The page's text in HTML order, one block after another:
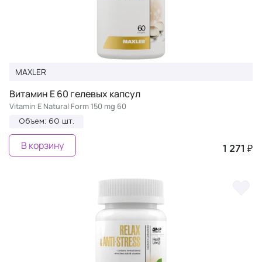
MAXLER
Витамин Е 60 гелевых капсул
Vitamin E Natural Form 150 mg 60
Объем: 60 шт.
1 271 ₽
В корзину